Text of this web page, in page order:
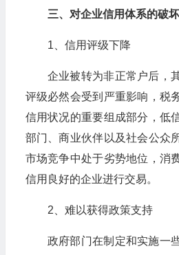
三、对企业信用体系的破坏
1、信用评级下降
企业被转为非正常户后，
评级必然会受到严重影响，税
信用状况的重要组成部分，低
部门、商业伙伴以及社会公众
市场竞争中处于劣势地位，消
信用良好的企业进行交易。
2、难以获得政策支持
政府部门在制定和实施一